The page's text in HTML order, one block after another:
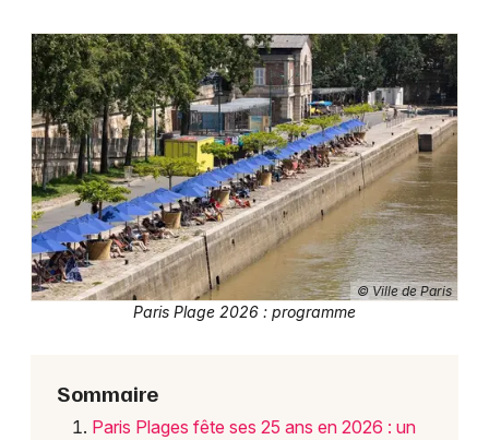
Newsletter des sorties
Artistes en tournée
Actus à Paris
Magazine à Paris
© Ville de Paris
Paris Plage 2026 : programme
Sommaire
Paris Plages fête ses 25 ans en 2026 : un